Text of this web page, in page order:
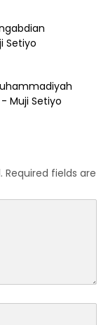
Setiyo
Muji Setiyo
Required fields are